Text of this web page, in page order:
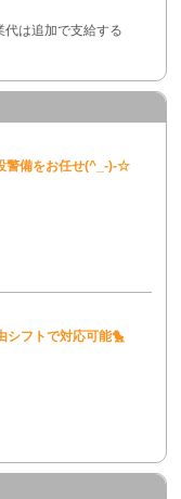
は追加で支給する
警備をお任せ(^_-)-☆
シフトで対応可能🐤